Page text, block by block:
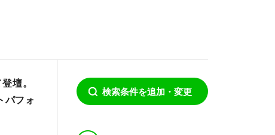
壇。
パフォ
検索条件を追加・変更